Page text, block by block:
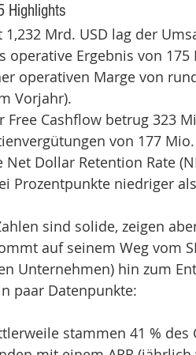
Highlights
1,232 Mrd. USD lag der
operative Ergebnis von
operativen Marge von
Vorjahr).
Free Cashflow betrug 323
von 177
Net Dollar Retention Rate
Prozentpunkte niedriger
sind solide, zeigen
auf seinem Weg vom
Unternehmen) hin zum
paar Datenpunkte:
stammen 41 % des